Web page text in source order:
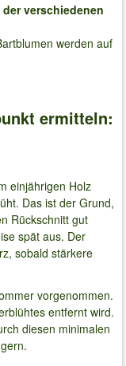
verschiedenen
werden auf
ermitteln:
einjährigen Holz
Das ist der Grund,
Rückschnitt gut
spät aus. Der
sobald stärkere
vorgenommen.
entfernt wird.
diesen minimalen